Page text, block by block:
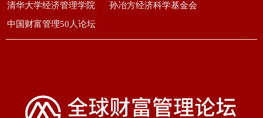
清华大学经济管理学院
孙冶方经济科学基金会
中国财富管理50人论坛